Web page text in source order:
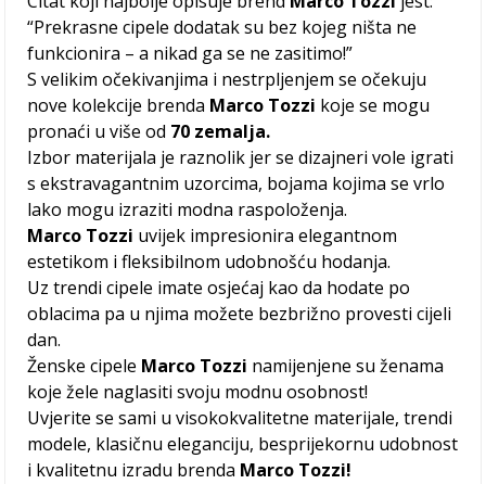
“Prekrasne cipele dodatak su bez kojeg ništa ne
funkcionira – a nikad ga se ne zasitimo!”
S velikim očekivanjima i nestrpljenjem se očekuju
nove kolekcije brenda Marco Tozzi koje se mogu
pronaći u više od 70 zemalja.
Izbor materijala je raznolik jer se dizajneri vole igrati
s ekstravagantnim uzorcima, bojama kojima se vrlo
lako mogu izraziti modna raspoloženja.
Marco Tozzi uvijek impresionira elegantnom
estetikom i fleksibilnom udobnošću hodanja.
Uz trendi cipele imate osjećaj kao da hodate po
oblacima pa u njima možete bezbrižno provesti cijeli
dan.
Ženske cipele Marco Tozzi namijenjene su ženama
koje žele naglasiti svoju modnu osobnost!
Uvjerite se sami u visokokvalitetne materijale, trendi
modele, klasičnu eleganciju, besprijekornu udobnost
i kvalitetnu izradu brenda Marco Tozzi!